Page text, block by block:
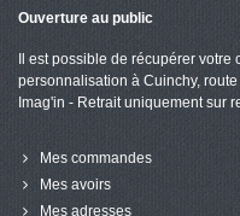
Ouverture au public
Il est possible de récupérer
personnalisation à Cuinchy,
Imag'in - Retrait uniquement sur
Mes commandes
Mes avoirs
Mes adresses